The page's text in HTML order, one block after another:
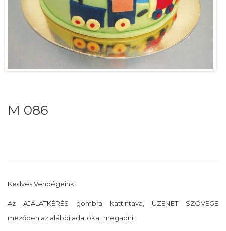
M 086
Kedves Vendégeink!
Az AJÁLATKÉRÉS gombra kattintava, ÜZENET SZÖVEGE
mezőben az alábbi adatokat megadni: